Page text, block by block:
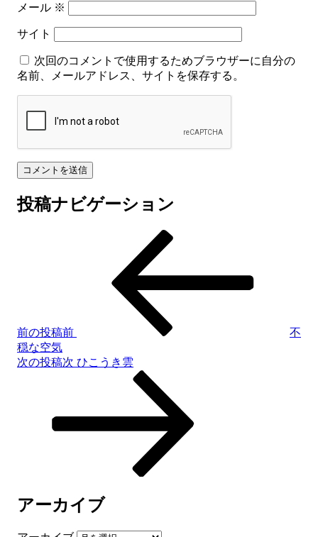
メール ※
サイト
次回のコメントで使用するためブラウザーに自分の
名前、メールアドレス、サイトを保存する。
投稿ナビゲーション
前の投稿前
不
穏な空気
次の投稿次 ひこうき雲
アーカイブ